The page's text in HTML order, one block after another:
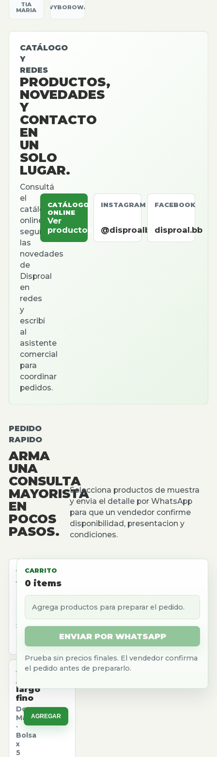
TIA
MARIA
WYBOROWA
CATÁLOGO
Y
REDES
PRODUCTOS,
NOVEDADES
Y
CONTACTO
EN
UN
SOLO
LUGAR.
Consultá
el
catálogo
online,
seguí
las
novedades
de
Disproal
en
redes
y
escribí
al
asistente
comercial
para
coordinar
pedidos.
CATÁLOGO
ONLINE
Ver
productos
INSTAGRAM
@disproalbb
FACEBOOK
disproal.bb
PEDIDO
RAPIDO
ARMA
UNA
CONSULTA
MAYORISTA
EN
POCOS
PASOS.
Selecciona productos de muestra
y envia el detalle por WhatsApp
para que un vendedor confirme
disponibilidad, presentacion y
condiciones.
ALMACEN
Aceite
girasol
Natura
Caja
x
AGREGAR
ALMACEN
Arroz
largo
fino
Don
Marcos
·
Bolsa
x
5
AGREGAR
CARRITO
0 items
Agrega productos para preparar el pedido.
ENVIAR POR WHATSAPP
Prueba sin precios finales. El vendedor confirma
el pedido antes de prepararlo.